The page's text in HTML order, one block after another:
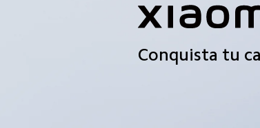
Conquista tu